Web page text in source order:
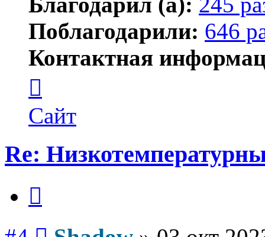
Поблагодарили: 646
Контактная
пользователя
Shadow
Сайт
Re: